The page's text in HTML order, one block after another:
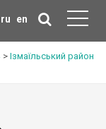
ru en
> Ізмаїльський район